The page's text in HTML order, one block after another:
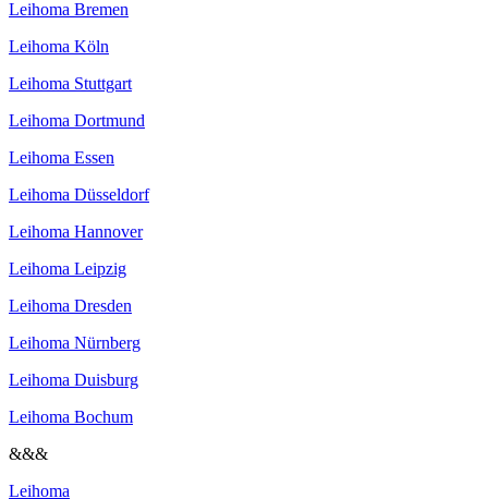
Leihoma Bremen
Leihoma Köln
Leihoma Stuttgart
Leihoma Dortmund
Leihoma Essen
Leihoma Düsseldorf
Leihoma Hannover
Leihoma Leipzig
Leihoma Dresden
Leihoma Nürnberg
Leihoma Duisburg
Leihoma Bochum
&&&
Leihoma